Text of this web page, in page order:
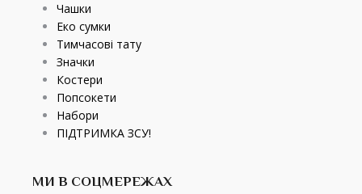
Чашки
Еко сумки
Тимчасові тату
Значки
Костери
Попсокети
Набори
ПІДТРИМКА ЗСУ!
МИ В СОЦМЕРЕЖАХ